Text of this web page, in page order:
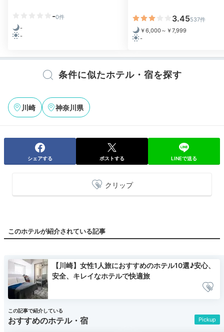
-0件
-
-
3.45537件
￥6,000～￥7,999
-
条件に似たホテル・宿を探す
川崎 神奈川県
シェアする ポストする LINEで送る
クリップ
このホテルが紹介されている記事
【川崎】女性1人旅におすすめのホテル10選♪安心、
安全、キレイなホテルで快適旅
Pickup
この記事で紹介している
おすすめのホテル・宿